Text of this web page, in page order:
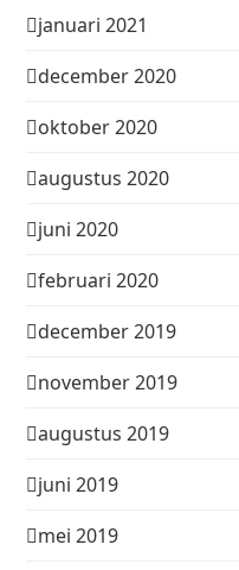
januari 2021
december 2020
oktober 2020
augustus 2020
juni 2020
februari 2020
december 2019
november 2019
augustus 2019
juni 2019
mei 2019